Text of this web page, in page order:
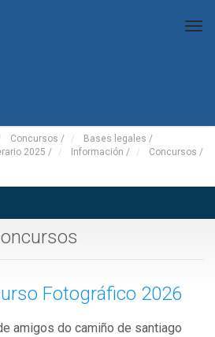
Concursos / Bases legales /
2025 / Información / Concursos /
Fotográfico 2026
amigos do camiño de santiago